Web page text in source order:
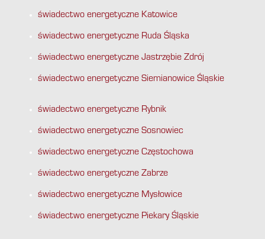
świadectwo energetyczne Katowice
świadectwo energetyczne Ruda Śląska
świadectwo energetyczne Jastrzębie Zdrój
świadectwo energetyczne Siemianowice Śląskie
świadectwo energetyczne Rybnik
świadectwo energetyczne Sosnowiec
świadectwo energetyczne Częstochowa
świadectwo energetyczne Zabrze
świadectwo energetyczne Mysłowice
świadectwo energetyczne Piekary Śląskie